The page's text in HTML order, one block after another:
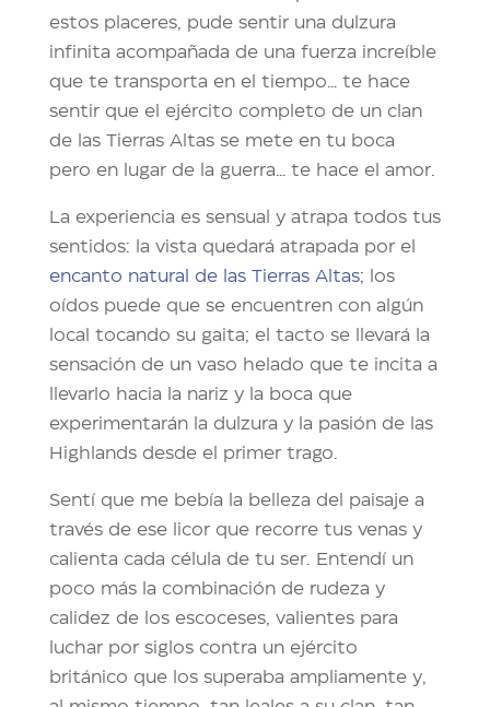
estos placeres, pude sentir una dulzura
infinita acompañada de una fuerza increíble
que te transporta en el tiempo… te hace
sentir que el ejército completo de un clan
de las Tierras Altas se mete en tu boca
pero en lugar de la guerra… te hace el amor.
La experiencia es sensual y atrapa todos tus
sentidos: la vista quedará atrapada por el
encanto natural de las Tierras Altas; los
oídos puede que se encuentren con algún
local tocando su gaita; el tacto se llevará la
sensación de un vaso helado que te incita a
llevarlo hacia la nariz y la boca que
experimentarán la dulzura y la pasión de las
Highlands desde el primer trago.
Sentí que me bebía la belleza del paisaje a
través de ese licor que recorre tus venas y
calienta cada célula de tu ser. Entendí un
poco más la combinación de rudeza y
calidez de los escoceses, valientes para
luchar por siglos contra un ejército
británico que los superaba ampliamente y,